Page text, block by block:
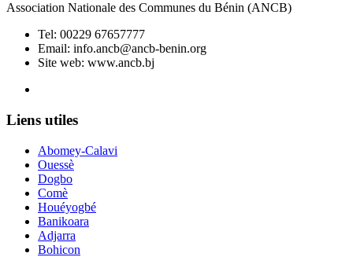
Association Nationale des Communes du Bénin (ANCB)
Tel: 00229 67657777
Email: info.ancb@ancb-benin.org
Site web: www.ancb.bj
Liens utiles
Abomey-Calavi
Ouessè
Dogbo
Comè
Houéyogbé
Banikoara
Adjarra
Bohicon